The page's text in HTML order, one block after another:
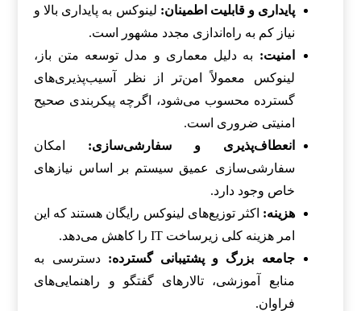
پایداری و قابلیت اطمینان: لینوکس به پایداری بالا و
نیاز کم به راه‌اندازی مجدد مشهور است.
امنیت: به دلیل معماری و مدل توسعه متن باز،
لینوکس معمولاً امن‌تر از نظر آسیب‌پذیری‌های
گسترده محسوب می‌شود، اگرچه پیکربندی صحیح
امنیتی ضروری است.
انعطاف‌پذیری و سفارشی‌سازی: امکان
سفارشی‌سازی عمیق سیستم بر اساس نیازهای
خاص وجود دارد.
هزینه: اکثر توزیع‌های لینوکس رایگان هستند که این
امر هزینه کلی زیرساخت IT را کاهش می‌دهد.
جامعه بزرگ و پشتیبانی گسترده: دسترسی به
منابع آموزشی، تالارهای گفتگو و راهنمایی‌های
فراوان.